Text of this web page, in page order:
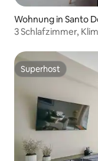
Wohnung in Santo
3 Schlafzimmer,
Superhost
Superhost